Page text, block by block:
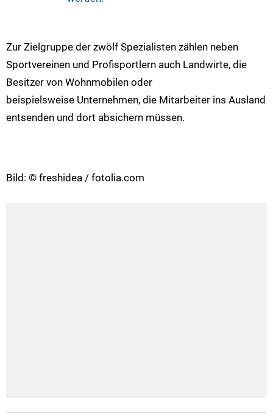
Zur Zielgruppe der zwölf Spezialisten zählen neben
Sportvereinen und Profisportlern auch Landwirte, die
Besitzer von Wohnmobilen oder
beispielsweise Unternehmen, die Mitarbeiter ins Ausland
entsenden und dort absichern müssen.
Bild: © freshidea / fotolia.com